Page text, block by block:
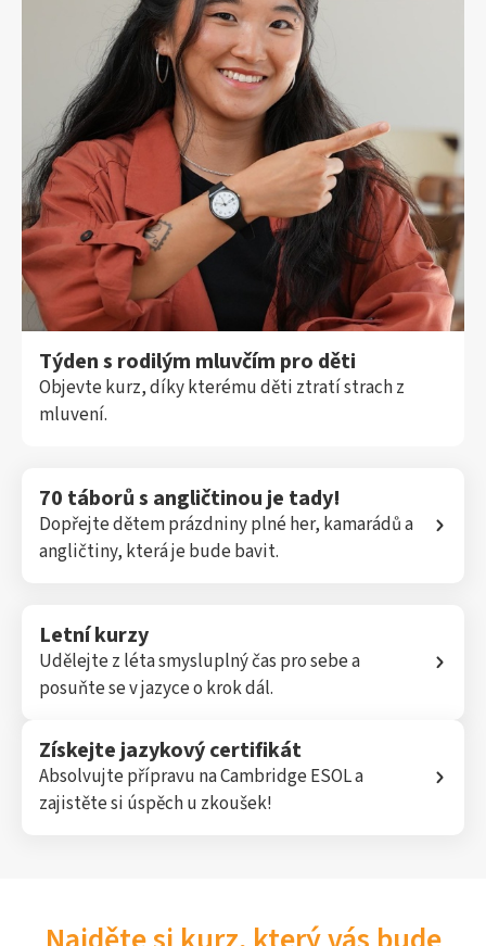
Týden s rodilým mluvčím pro děti
Objevte kurz, díky kterému děti ztratí strach z
mluvení.
70 táborů s angličtinou je tady!
Dopřejte dětem prázdniny plné her, kamarádů a
angličtiny, která je bude bavit.
Letní kurzy
Udělejte z léta smysluplný čas pro sebe a
posuňte se v jazyce o krok dál.
Získejte jazykový certifikát
Absolvujte přípravu na Cambridge ESOL a
zajistěte si úspěch u zkoušek!